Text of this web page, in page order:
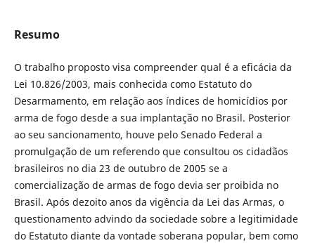
Resumo
O trabalho proposto visa compreender qual é a eficácia da
Lei 10.826/2003, mais conhecida como Estatuto do
Desarmamento, em relação aos índices de homicídios por
arma de fogo desde a sua implantação no Brasil. Posterior
ao seu sancionamento, houve pelo Senado Federal a
promulgação de um referendo que consultou os cidadãos
brasileiros no dia 23 de outubro de 2005 se a
comercialização de armas de fogo devia ser proibida no
Brasil. Após dezoito anos da vigência da Lei das Armas, o
questionamento advindo da sociedade sobre a legitimidade
do Estatuto diante da vontade soberana popular, bem como